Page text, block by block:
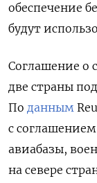
обеспечение
будут
Соглашение о
две страны
По данным
с
авиабазы,
на севере